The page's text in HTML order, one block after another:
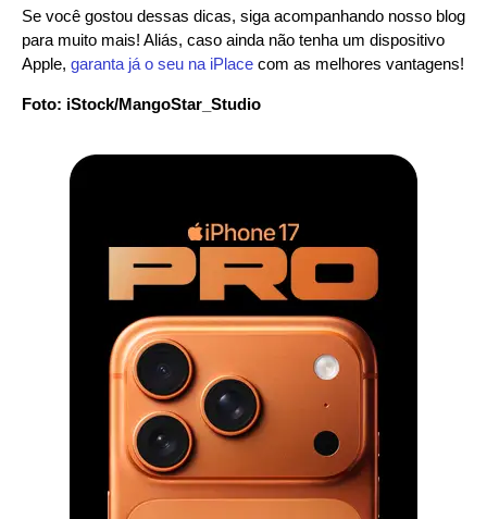
Se você gostou dessas dicas, siga acompanhando nosso blog
para muito mais! Aliás, caso ainda não tenha um dispositivo
Apple, garanta já o seu na iPlace com as melhores vantagens!
Foto: iStock/MangoStar_Studio